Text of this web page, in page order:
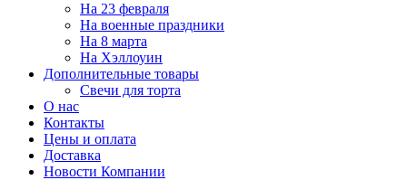
На 23 февраля
На военные праздники
На 8 марта
На Хэллоуин
Дополнительные товары
Свечи для торта
О нас
Контакты
Цены и оплата
Доставка
Новости Компании